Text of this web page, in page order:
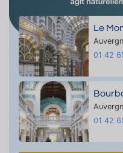
Le
01 42
01 42